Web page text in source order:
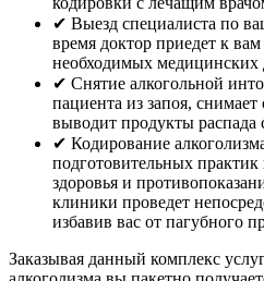
✔︎ Выезд специалиста по
время доктор приедет к
необходимых медицинских
✔︎ Снятие алкогольной
пациента из запоя,
выводит продукты распада
✔︎ Кодирование
подготовительных
здоровья и
клиники проведет
избавив вас от пагубного
Заказывая данный комплекс